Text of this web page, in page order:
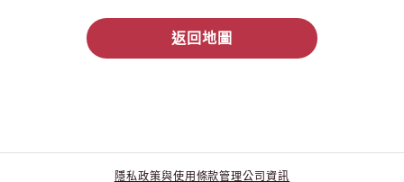
返回地圖
隱私政策與使用條款管理公司資訊